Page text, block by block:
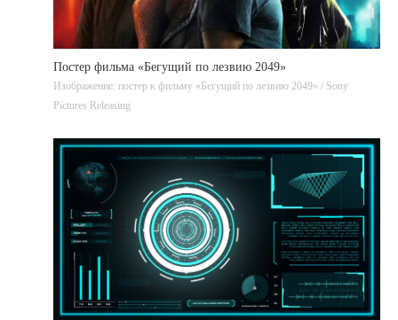
Постер фильма «Бегущий по лезвию 2049»
Изображение: постер к фильму «Бегущий по лезвию 2049» / Sony
Pictures Releasing